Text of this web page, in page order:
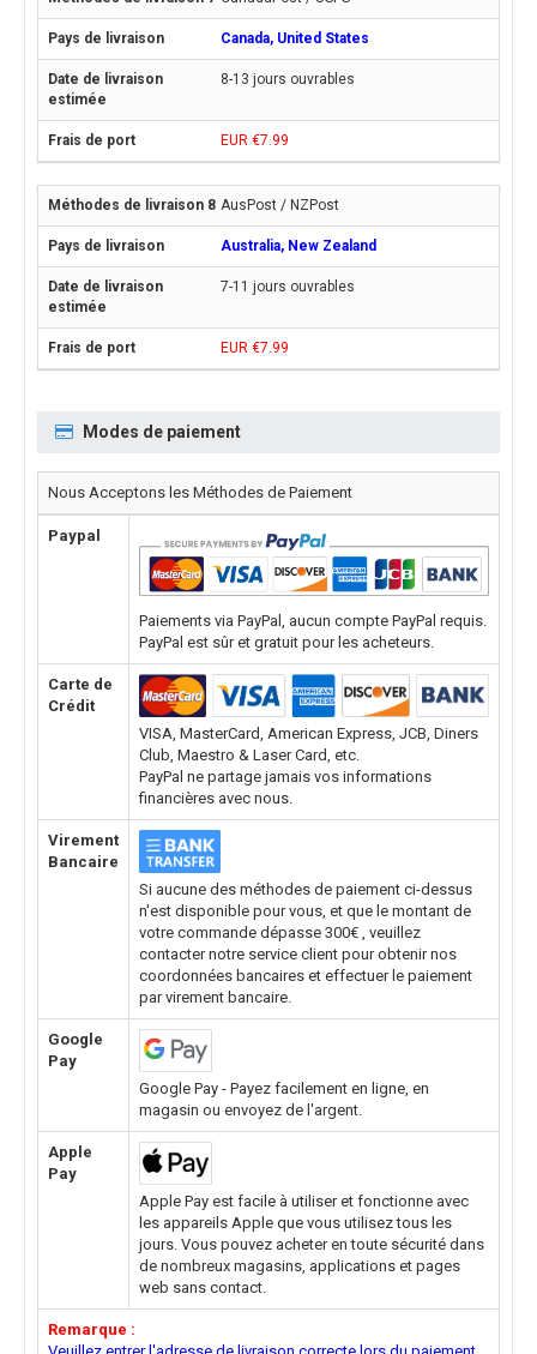
Canada, United States
8-13 jours ouvrables
EUR €7.99
AusPost / NZPost
Australia, New Zealand
7-11 jours ouvrables
EUR €7.99
Modes de paiement
Nous Acceptons les Méthodes de Paiement
Paypal
Paiements via PayPal, aucun compte PayPal requis.
PayPal est sûr et gratuit pour les acheteurs.
Carte de
Crédit
VISA, MasterCard, American Express, JCB, Diners
Club, Maestro & Laser Card, etc.
PayPal ne partage jamais vos informations
financières avec nous.
Virement
Bancaire
Si aucune des méthodes de paiement ci-dessus
n'est disponible pour vous, et que le montant de
votre commande dépasse 300€ , veuillez
contacter notre service client pour obtenir nos
coordonnées bancaires et effectuer le paiement
par virement bancaire.
Google
Pay
Google Pay - Payez facilement en ligne, en
magasin ou envoyez de l'argent.
Apple
Pay
Apple Pay est facile à utiliser et fonctionne avec
les appareils Apple que vous utilisez tous les
jours. Vous pouvez acheter en toute sécurité dans
de nombreux magasins, applications et pages
web sans contact.
Remarque :